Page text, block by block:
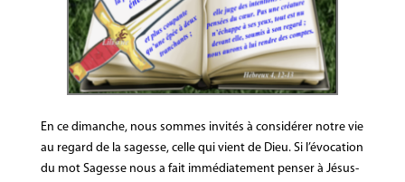
En ce dimanche, nous sommes invités à considérer notre vie
au regard de la sagesse, celle qui vient de Dieu. Si l’évocation
du mot Sagesse nous a fait immédiatement penser à Jésus-